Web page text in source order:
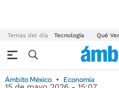
Temas del día Tecnología Qué Ver
Ámbito México Economía